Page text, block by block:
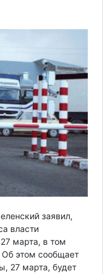
заявил,
власти
марта, в том
Об этом сообщает
27 марта, будет